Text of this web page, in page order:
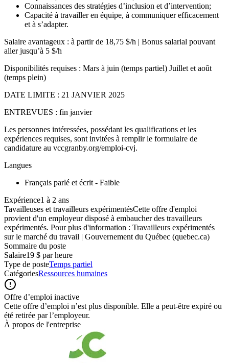
Connaissances des stratégies d’inclusion et d’intervention;
Capacité à travailler en équipe, à communiquer efficacement
et à s’adapter.
Salaire avantageux : à partir de 18,75 $/h | Bonus salarial pouvant
aller jusqu’à 5 $/h
Disponibilités requises : Mars à juin (temps partiel) Juillet et août
(temps plein)
DATE LIMITE : 21 JANVIER 2025
ENTREVUES : fin janvier
Les personnes intéressées, possédant les qualifications et les
expériences requises, sont invitées à remplir le formulaire de
candidature au vccgranby.org/emploi-cvj.
Langues
Français parlé et écrit - Faible
Expérience1 à 2 ans
Tavailleuses et travailleurs expérimentésCette offre d'emploi
provient d'un employeur disposé à embaucher des travailleurs
expérimentés. Pour plus d'information : Travailleurs expérimentés
sur le marché du travail | Gouvernement du Québec (quebec.ca)
Sommaire du poste
Salaire19 $ par heure
Type de posteTemps partiel
CatégoriesRessources humaines
Offre d’emploi inactive
Cette offre d’emploi n’est plus disponible. Elle a peut-être expiré ou
été retirée par l’employeur.
À propos de l'entreprise